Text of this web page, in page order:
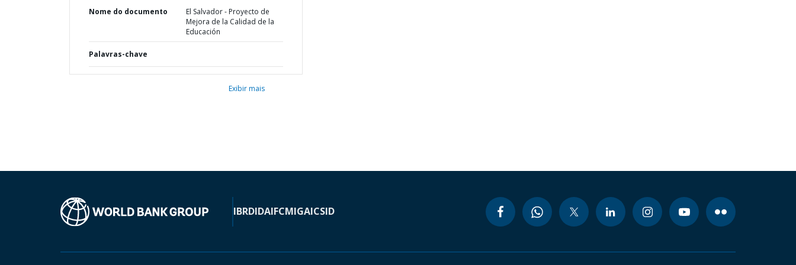
Nome do documento
El Salvador - Proyecto de
Mejora de la Calidad de la
Educación
Palavras-chave
Exibir mais
IBRDIDAIFCMIGAICSID